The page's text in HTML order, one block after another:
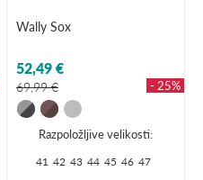
Wally Sox
52,49 €
69,99 € - 25%
Razpoložljive velikosti:
41 42 43 44 45 46 47